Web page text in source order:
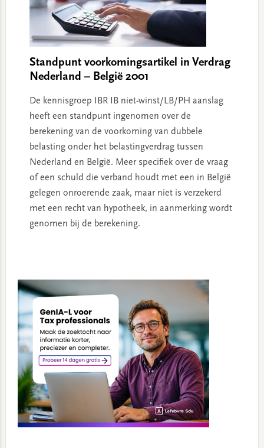
Standpunt voorkomingsartikel in Verdrag
Nederland – België 2001
De kennisgroep IBR IB niet-winst/LB/PH aanslag
heeft een standpunt ingenomen over de
berekening van de voorkoming van dubbele
belasting onder het belastingverdrag tussen
Nederland en België. Meer specifiek over de vraag
of een schuld die verband houdt met een in België
gelegen onroerende zaak, maar niet is verzekerd
met een recht van hypotheek, in aanmerking wordt
genomen bij de berekening.
Sidebar